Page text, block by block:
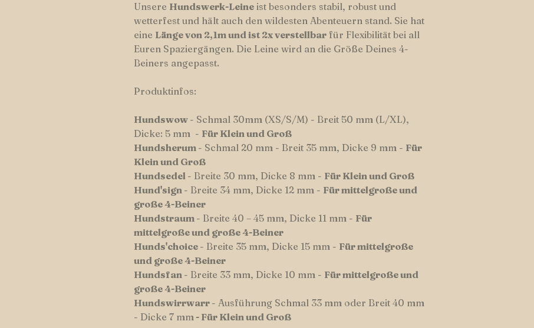
Unsere Hundswerk-Leine ist besonders stabil, robust und
wetterfest und hält auch den wildesten Abenteuern stand. Sie hat
eine Länge von 2,1m und ist 2x verstellbar für Flexibilität bei all
Euren Spaziergängen. Die Leine wird an die Größe Deines 4-
Beiners angepasst.
Produktinfos:
Hundswow - Schmal 30mm (XS/S/M) - Breit 50 mm (L/XL),
Dicke: 5 mm - Für Klein und Groß
Hundsherum - Schmal 20 mm - Breit 35 mm, Dicke 9 mm - Für
Klein und Groß
Hundsedel - Breite 30 mm, Dicke 8 mm - Für Klein und Groß
Hund'sign - Breite 34 mm, Dicke 12 mm - Für mittelgroße und
große 4-Beiner
Hundstraum - Breite 40 – 45 mm, Dicke 11 mm - Für
mittelgroße und große 4-Beiner
Hunds'choice - Breite 35 mm, Dicke 15 mm - Für mittelgroße
und große 4-Beiner
Hundsfan - Breite 33 mm, Dicke 10 mm - Für mittelgroße und
große 4-Beiner
Hundswirrwarr - Ausführung Schmal 33 mm oder Breit 40 mm
- Dicke 7 mm- Für Klein und Groß